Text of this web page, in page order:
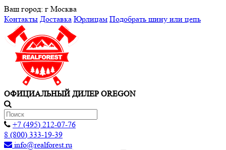
Ваш город: г Москва
Контакты Доставка Юрлицам Подобрать шину или цепь
ОФИЦИАЛЬНЫЙ ДИЛЕР OREGON
+7 (495) 212-07-76
8 (800) 333-19-39
info@realforest.ru